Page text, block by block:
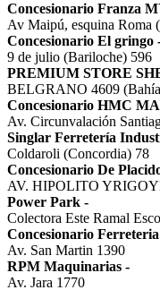
Concesionario Franza
Av Maipú, esquina Roma
Concesionario El gringo
9 de julio (Bariloche) 596
PREMIUM STORE
BELGRANO 4609
Concesionario HMC
Av. Circunvalación
Singlar Ferretería
Coldaroli (Concordia) 78
Concesionario De
AV. HIPOLITO
Power Park -
Colectora Este Ramal
Concesionario
Av. San Martin 1390
RPM Maquinarias -
Av. Jara 1770